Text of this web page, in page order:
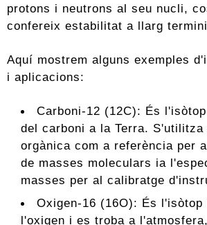
protons i neutrons al seu nucli,
confereix estabilitat a llarg
Aquí mostrem alguns exemples
i aplicacions:
Carboni-12 (12C): És
del carboni a la Terra. S'utilitza
orgànica com a referència per
de masses moleculars ia
masses per al calibratge
Oxigen-16 (16O): És l'isòtop
l'oxigen i es troba a